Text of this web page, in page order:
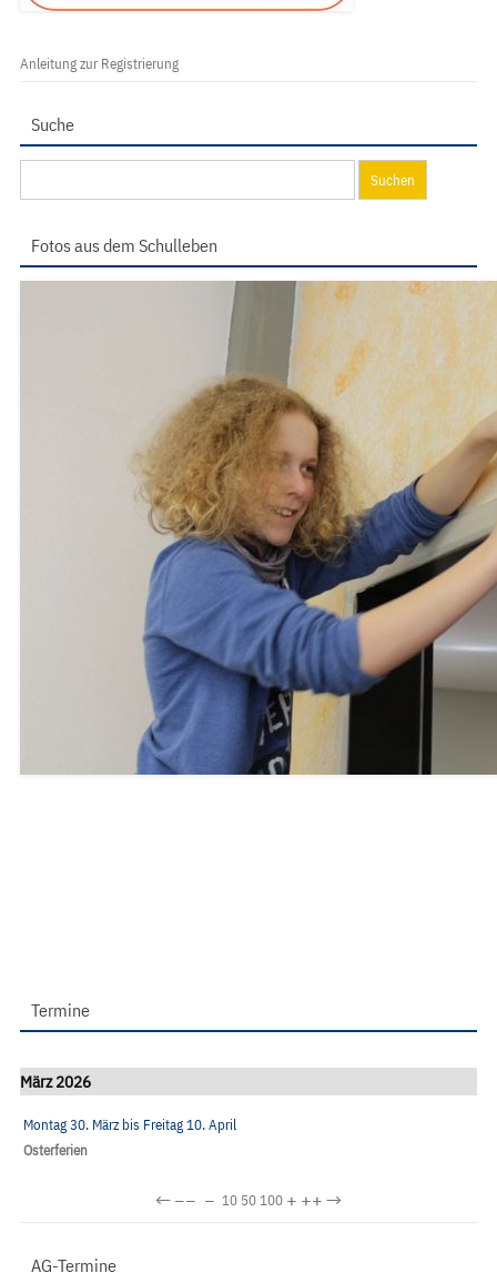
Anleitung zur Registrierung
Suche
nach:
Fotos aus dem Schulleben
Termine
März 2026
Montag 30. März bis Freitag 10. April
Osterferien
←−− − 10 50100 + ++→
AG-Termine